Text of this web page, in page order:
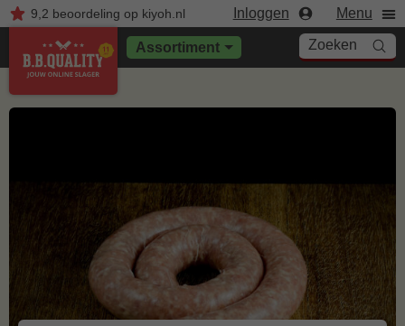
9,2 beoordelingop kiyoh.nl Inloggen Menu
Assortiment Zoeken